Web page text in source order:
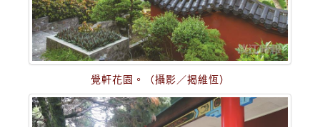
覺軒花園。（攝影／揭維恆）